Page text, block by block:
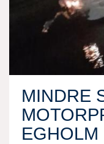
MINDRE
EGHOLM